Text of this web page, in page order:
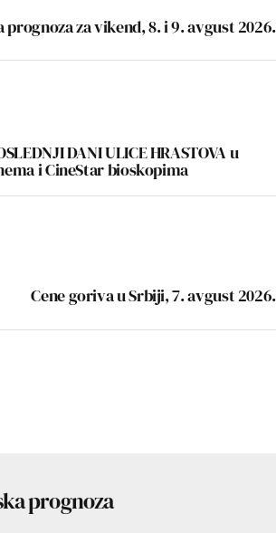
prognoza za vikend, 8. i 9. avgust 2026.
DANI ULICE HRASTOVA u
i CineStar bioskopima
Cene goriva u Srbiji, 7. avgust 2026.
prognoza